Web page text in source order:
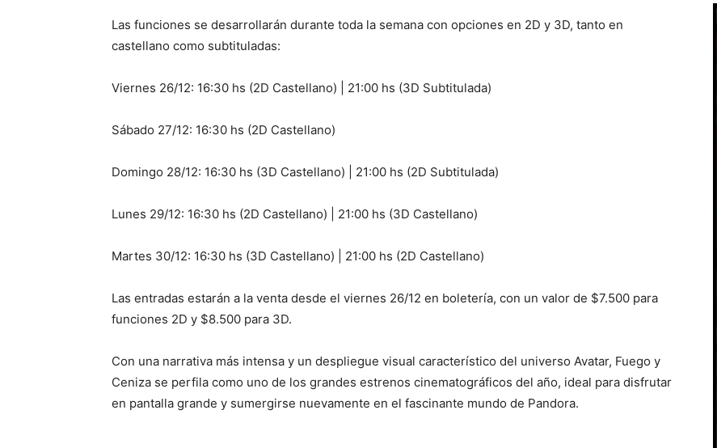
Las funciones se desarrollarán durante toda la semana con opciones en 2D y 3D, tanto en
castellano como subtituladas:
Viernes 26/12: 16:30 hs (2D Castellano) | 21:00 hs (3D Subtitulada)
Sábado 27/12: 16:30 hs (2D Castellano)
Domingo 28/12: 16:30 hs (3D Castellano) | 21:00 hs (2D Subtitulada)
Lunes 29/12: 16:30 hs (2D Castellano) | 21:00 hs (3D Castellano)
Martes 30/12: 16:30 hs (3D Castellano) | 21:00 hs (2D Castellano)
Las entradas estarán a la venta desde el viernes 26/12 en boletería, con un valor de $7.500 para
funciones 2D y $8.500 para 3D.
Con una narrativa más intensa y un despliegue visual característico del universo Avatar, Fuego y
Ceniza se perfila como uno de los grandes estrenos cinematográficos del año, ideal para disfrutar
en pantalla grande y sumergirse nuevamente en el fascinante mundo de Pandora.